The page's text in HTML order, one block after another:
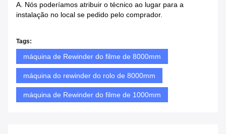
A. Nós poderíamos atribuir o técnico ao lugar para a
instalação no local se pedido pelo comprador.
Tags:
máquina de Rewinder do filme de 8000mm
máquina do rewinder do rolo de 8000mm
máquina de Rewinder do filme de 1000mm